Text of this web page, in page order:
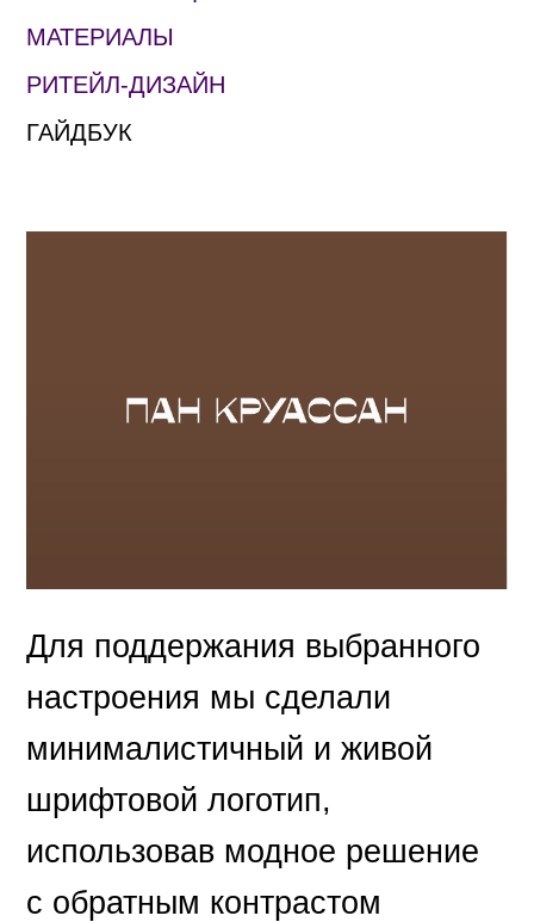
МАТЕРИАЛЫ
РИТЕЙЛ-ДИЗАЙН
ГАЙДБУК
Для поддержания выбранного
настроения мы сделали
минималистичный и живой
шрифтовой логотип,
использовав модное решение
с обратным контрастом